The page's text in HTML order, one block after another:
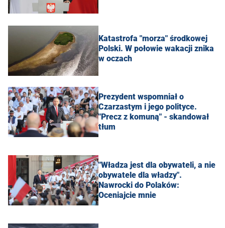
Katastrofa "morza" środkowej
Polski. W połowie wakacji znika
w oczach
Prezydent wspomniał o
Czarzastym i jego polityce.
"Precz z komuną" - skandował
tłum
"Władza jest dla obywateli, a nie
obywatele dla władzy".
Nawrocki do Polaków:
Oceniajcie mnie